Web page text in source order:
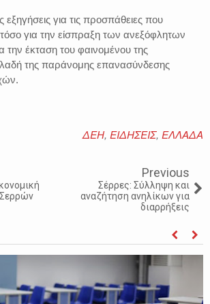
εξηγήσεις για τις προσπάθειες που
για την είσπραξη των ανεξόφλητων
την έκταση του φαινομένου της
της παράνομης επανασύνδεσης
ΔΕΗ, ΕΙΔΗΣΕΙΣ, ΕΛΛΑΔΑ
Previous
Σέρρες: Σύλληψη και
αναζήτηση ανηλίκων για
διαρρήξεις